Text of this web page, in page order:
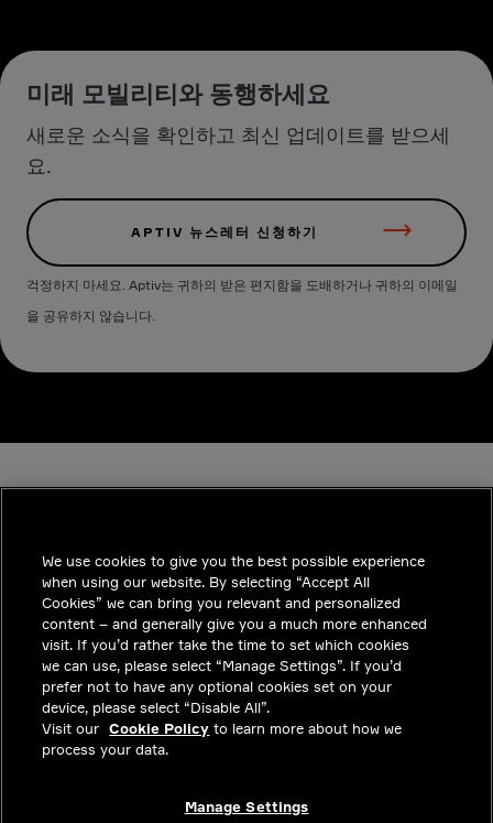
미래 모빌리티와 동행하세요
새로운 소식을 확인하고 최신 업데이트를 받으세
요.
APTIV 뉴스레터 신청하기
걱정하지 마세요. Aptiv는 귀하의 받은 편지함을 도배하거나 귀하의 이메일
을 공유하지 않습니다.
INDUSTRIES
통찰력
솔루션
커리어
투자자
We use cookies to give you the best possible experience
when using our website. By selecting “Accept All
Cookies” we can bring you relevant and personalized
content – and generally give you a much more enhanced
visit. If you’d rather take the time to set which cookies
we can use, please select “Manage Settings”. If you’d
prefer not to have any optional cookies set on your
device, please select “Disable All”.
Visit our Cookie Policy to learn more about how we
process your data.
Manage Settings